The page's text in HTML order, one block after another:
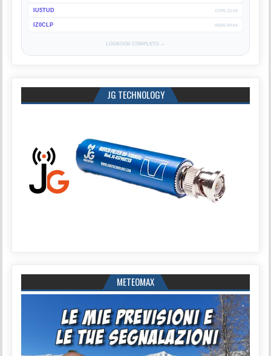
IU5TUD 17/05 23:19
IZ0CLP 06/05 09:54
LOGBOOK COMPLETO →
JG TECHNOLOGY
METEOMAX